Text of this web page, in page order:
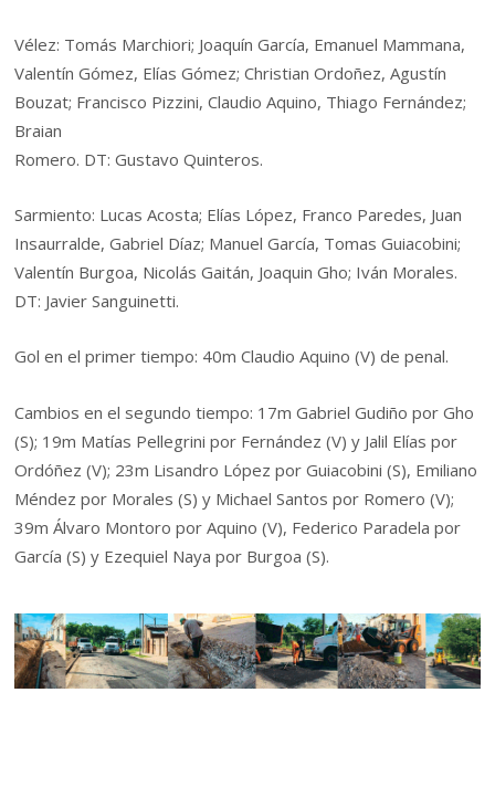
Vélez: Tomás Marchiori; Joaquín García, Emanuel Mammana,
Valentín Gómez, Elías Gómez; Christian Ordoñez, Agustín
Bouzat; Francisco Pizzini, Claudio Aquino, Thiago Fernández;
Braian
Romero. DT: Gustavo Quinteros.
Sarmiento: Lucas Acosta; Elías López, Franco Paredes, Juan
Insaurralde, Gabriel Díaz; Manuel García, Tomas Guiacobini;
Valentín Burgoa, Nicolás Gaitán, Joaquin Gho; Iván Morales.
DT: Javier Sanguinetti.
Gol en el primer tiempo: 40m Claudio Aquino (V) de penal.
Cambios en el segundo tiempo: 17m Gabriel Gudiño por Gho
(S); 19m Matías Pellegrini por Fernández (V) y Jalil Elías por
Ordóñez (V); 23m Lisandro López por Guiacobini (S), Emiliano
Méndez por Morales (S) y Michael Santos por Romero (V);
39m Álvaro Montoro por Aquino (V), Federico Paradela por
García (S) y Ezequiel Naya por Burgoa (S).